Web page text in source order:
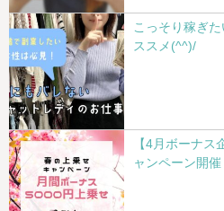
こっそり稼ぎ
ススメ(^^)/
【4月ボーナ
ャンペーン開催